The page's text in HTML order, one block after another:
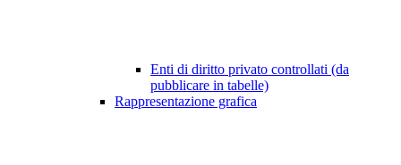
Enti di diritto privato controllati (da
pubblicare in tabelle)
Rappresentazione grafica